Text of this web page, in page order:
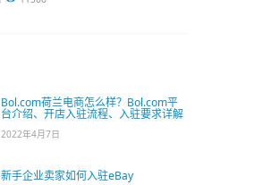
Bol.com荷兰电商怎么样？Bol.com平
台介绍、开店入驻流程、入驻要求详解
2022年4月7日
新手企业卖家如何入驻eBay